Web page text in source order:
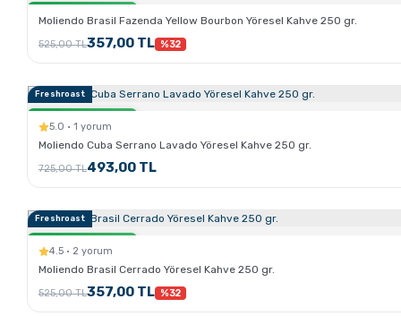
Sertlik:
Moliendo Brasil Fazenda Yellow Bourbon Yöresel Kahve 250 gr.
525,00 TL357,00 TL %32
Freshroast
Sertlik:
5.0 · 1 yorum
Moliendo Cuba Serrano Lavado Yöresel Kahve 250 gr.
725,00 TL493,00 TL
Freshroast
Sertlik:
4.5 · 2 yorum
Moliendo Brasil Cerrado Yöresel Kahve 250 gr.
525,00 TL357,00 TL %32